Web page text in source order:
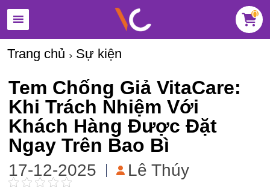
0
Trang chủ Sự kiện
Tem Chống Giả VitaCare:
Khi Trách Nhiệm Với
Khách Hàng Được Đặt
Ngay Trên Bao Bì
17-12-2025 Lê Thúy